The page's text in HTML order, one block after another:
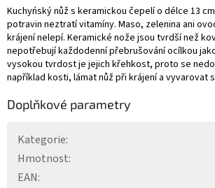
Kuchyńský nůž s keramickou čepelí o délce 13
potravin neztratí vitamíny. Maso, zelenina ani
krájení nelepí. Keramické nože jsou tvrdší než
nepotřebují každodenní přebrušování ocílkou
vysokou tvrdost je jejich křehkost, proto se
například kosti, lámat nůž při krájení a vyvarovat
Doplňkové parametry
Kategorie:
Hmotnost:
EAN: